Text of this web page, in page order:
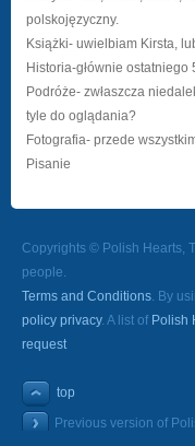
polskojęzyczny.
Książki- uwielbiam Kirsta,
Historia-głównie ostatniego
Podróże- zwłaszcza
tyle do oglądania?
Fotografia- przede
Pisanie
Copyrights © Polish Hearts,
people.
Terms and Conditions. By
policy privacy. A list of Polish
request
top
Previous version of